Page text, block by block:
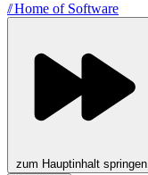
//Home of Software
zum Hauptinhalt springen